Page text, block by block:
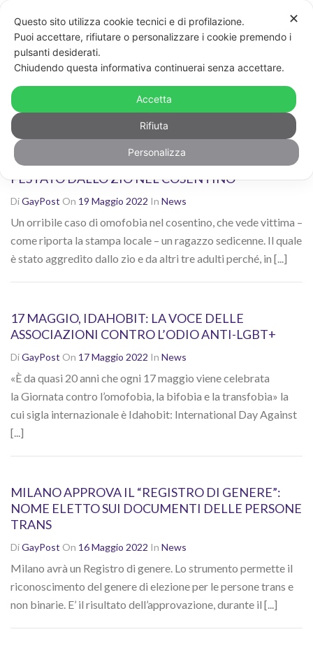
CERCA
Ricerca risultati per: "omofobia"
Non sei contento dei risultati? Cerca di nuovo con altre
parole chiave
NASTRO ARCOBALENO ALLO ZAINO: SEDICENNE
PESTATO DALLO ZIO NEL COSENTINO
DiGayPost On 19 Maggio 2022 In News
Un orribile caso di omofobia nel cosentino, che vede vittima –
come riporta la stampa locale – un ragazzo sedicenne. Il quale
è stato aggredito dallo zio e da altri tre adulti perché, in [...]
17 MAGGIO, IDAHOBIT: LA VOCE DELLE
ASSOCIAZIONI CONTRO L’ODIO ANTI-LGBT+
DiGayPost On 17 Maggio 2022 In News
«È da quasi 20 anni che ogni 17 maggio viene celebrata
la Giornata contro l’omofobia, la bifobia e la transfobia» la
cui sigla internazionale è Idahobit: International Day Against
[...]
MILANO APPROVA IL “REGISTRO DI GENERE”:
NOME ELETTO SUI DOCUMENTI DELLE PERSONE
TRANS
DiGayPost On 16 Maggio 2022 In News
Milano avrà un Registro di genere. Lo strumento permette il
riconoscimento del genere di elezione per le persone trans e
non binarie. E’ il risultato dell’approvazione, durante il [...]
✕
Questo sito utilizza cookie tecnici e di profilazione.
Puoi accettare, rifiutare o personalizzare i cookie premendo i
pulsanti desiderati.
Chiudendo questa informativa continuerai senza accettare.
Accetta
Rifiuta
Personalizza